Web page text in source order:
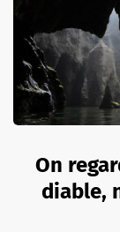
On
diable,